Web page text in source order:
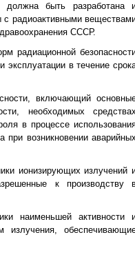
должна быть разработана
с радиоактивными
СССР.
радиационной
в течение
включающий
необходимых
в процессе
при возникновении
ионизирующих излучений
к производству
наименьшей активности
излучения,